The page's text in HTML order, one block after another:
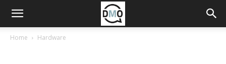
Home Hardware